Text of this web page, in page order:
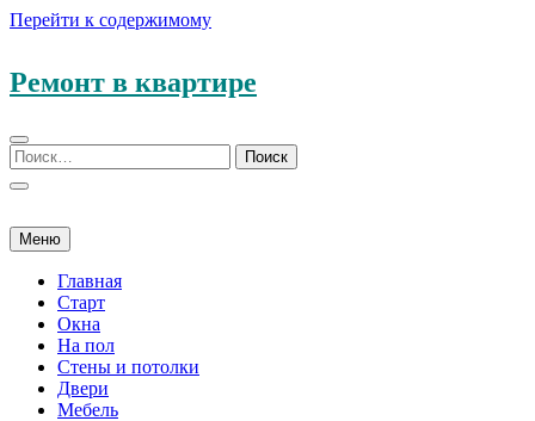
Перейти к содержимому
Ремонт в квартире
Меню
Главная
Старт
Окна
На пол
Стены и потолки
Двери
Мебель